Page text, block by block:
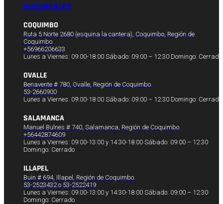
SUCURSALES
COQUIMBO
Ruta 5 Norte 2680 (esquina la cantera), Coquimbo, Región de
Coquimbo.
+56966206633
Lunes a Viernes: 09:00-18:00 Sábado: 09:00 – 12:30 Domingo: Cerrado
OVALLE
Benavente # 780, Ovalle, Región de Coquimbo.
53-2660900
Lunes a Viernes: 09:00-18:00 Sábado: 09:00 – 12:30 Domingo: Cerrado
SALAMANCA
Manuel Bulnes # 740, Salamanca, Región de Coquimbo.
+56442874609
Lunes a Viernes: 09:00-13:00 y 14:30-18:00 Sábado: 09:00 – 12:30
Domingo: Cerrado
ILLAPEL
Buin # 694, Illapel, Región de Coquimbo.
53-2523432 o 53-2522419
Lunes a Viernes: 09:00-13:00 y 14:30-18:00 Sábado: 09:00 – 12:30
Domingo: Cerrado